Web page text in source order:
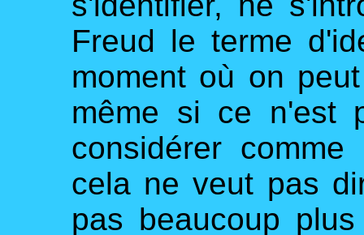
Freud le terme
moment où on
même si ce n'est
considérer
cela ne veut pas
pas beaucoup